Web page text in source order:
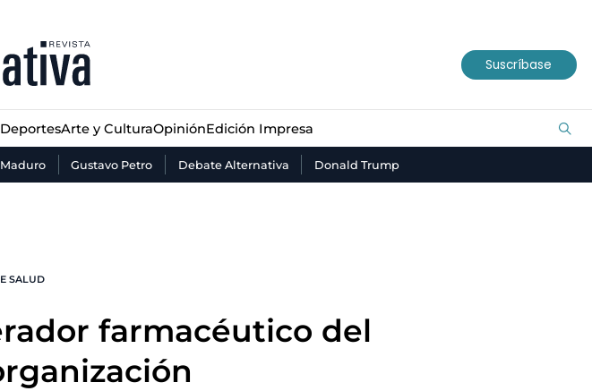
Suscríbase
DeportesArte y CulturaOpiniónEdición Impresa
Gustavo Petro Debate Alternativa Donald Trump
Deportes Arte y Cultura
SALUD
farmacéutico del